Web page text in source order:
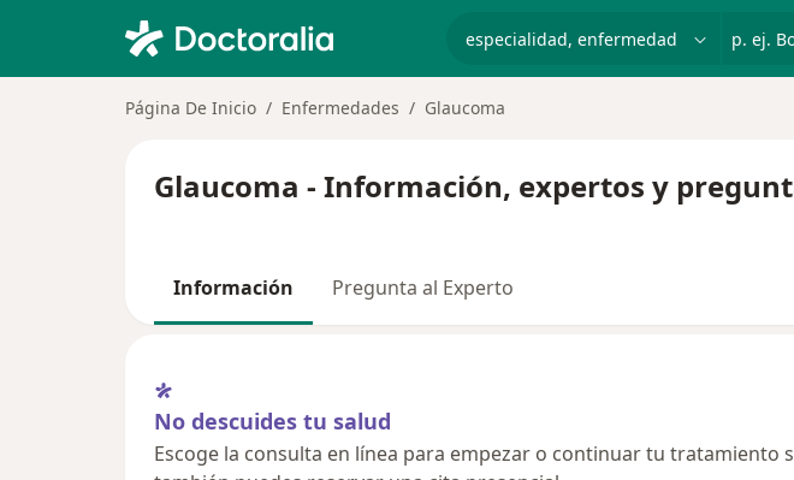
p. ej.
Página De Inicio Enfermedades Glaucoma
Glaucoma - Información, expertos y
Información Pregunta al Experto
No descuides tu salud
Escoge la consulta en línea para empezar o continuar tu tratamiento